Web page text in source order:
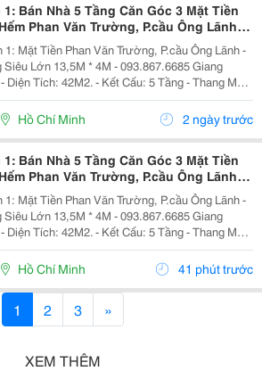
1: Bán Nhà 5 Tầng Căn Góc 3 Mặt Tiền
Phan Văn Trường, P.cầu Ông Lãnh-
Chính Chủ Chào Giá Tốt
1: Mặt Tiền Phan Văn Trường, P.cầu Ông Lãnh -
Siêu Lớn 13,5M * 4M - 093.867.6685 Giang
2 Xây Vươn Ban Công Ra Rộng 4,5M - Các
Đều Thiết Kế Làm Vp Cty. - Đang Sẵn...
Hồ Chí Minh 2 ngày trước
1: Bán Nhà 5 Tầng Căn Góc 3 Mặt Tiền
Phan Văn Trường, P.cầu Ông Lãnh-
Chính Chủ Chào Giá Tốt
1: Mặt Tiền Phan Văn Trường, P.cầu Ông Lãnh -
Siêu Lớn 13,5M * 4M - 093.867.6685 Giang
2 Xây Vươn Ban Công Ra Rộng 4,5M - Các
Thiết Kế Làm Vp Cty. - Đang Sẵn...
Hồ Chí Minh 41 phút trước
1 2 3 »
XEM THÊM